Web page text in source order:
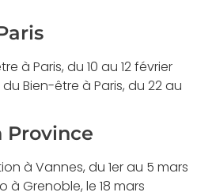
à Paris, du 10 au 12 février
Bien-être à Paris, du 22 au
Province
à Vannes, du 1er au 5 mars
à Grenoble, le 18 mars